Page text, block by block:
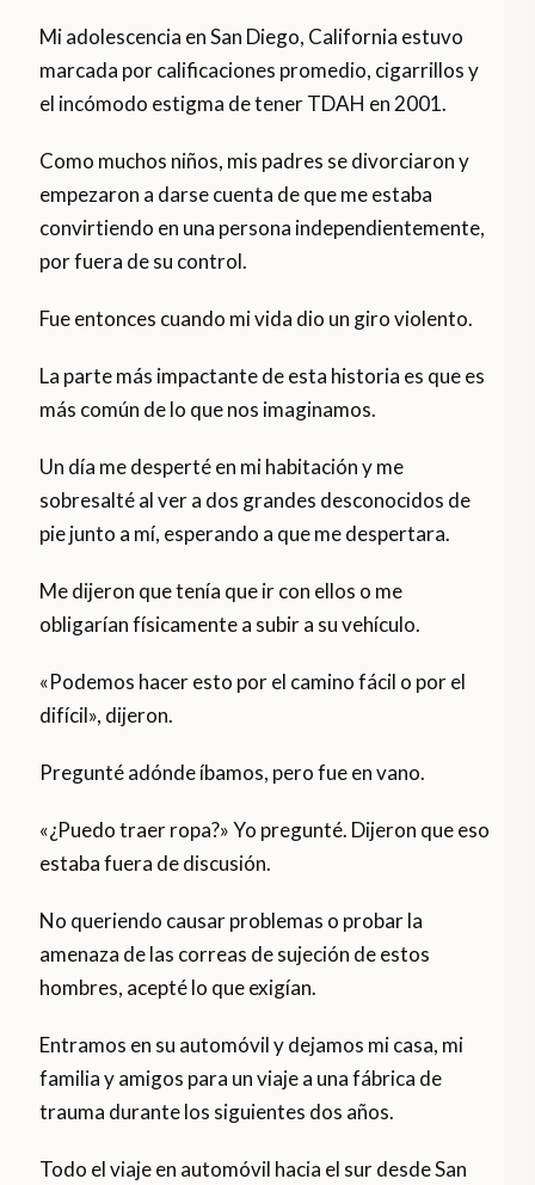
Mi adolescencia en San Diego, California estuvo
marcada por calificaciones promedio, cigarrillos y
el incómodo estigma de tener TDAH en 2001.
Como muchos niños, mis padres se divorciaron y
empezaron a darse cuenta de que me estaba
convirtiendo en una persona independientemente,
por fuera de su control.
Fue entonces cuando mi vida dio un giro violento.
La parte más impactante de esta historia es que es
más común de lo que nos imaginamos.
Un día me desperté en mi habitación y me
sobresalté al ver a dos grandes desconocidos de
pie junto a mí, esperando a que me despertara.
Me dijeron que tenía que ir con ellos o me
obligarían físicamente a subir a su vehículo.
«Podemos hacer esto por el camino fácil o por el
difícil», dijeron.
Pregunté adónde íbamos, pero fue en vano.
«¿Puedo traer ropa?» Yo pregunté. Dijeron que eso
estaba fuera de discusión.
No queriendo causar problemas o probar la
amenaza de las correas de sujeción de estos
hombres, acepté lo que exigían.
Entramos en su automóvil y dejamos mi casa, mi
familia y amigos para un viaje a una fábrica de
trauma durante los siguientes dos años.
Todo el viaje en automóvil hacia el sur desde San